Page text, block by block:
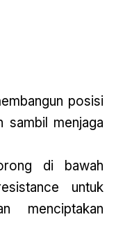
posisi
sambil menjaga
di bawah
untuk
menciptakan